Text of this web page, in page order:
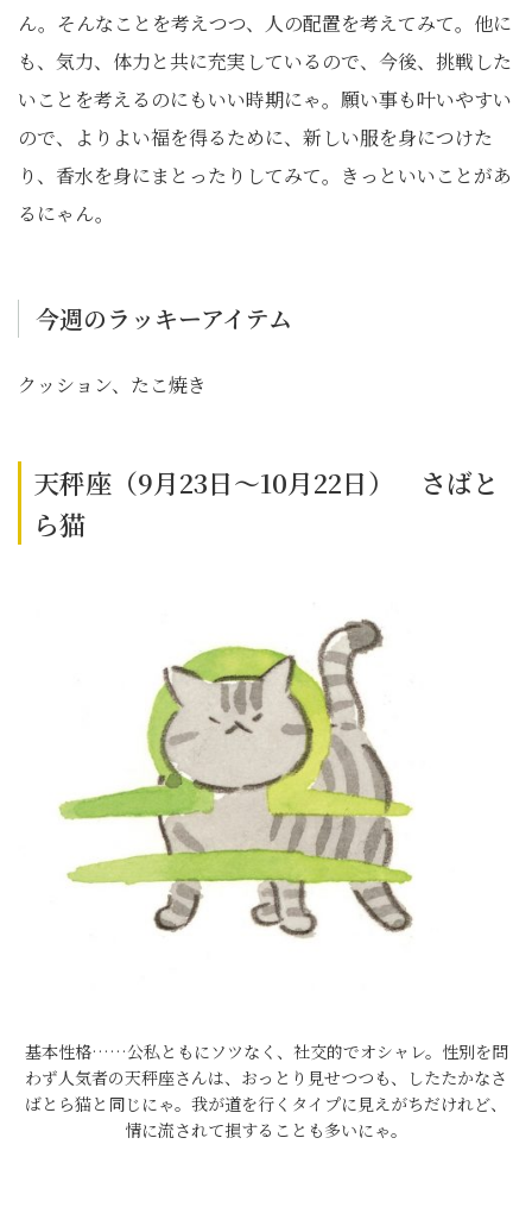
ん。そんなことを考えつつ、人の配置を考えてみて。他に
も、気力、体力と共に充実しているので、今後、挑戦した
いことを考えるのにもいい時期にゃ。願い事も叶いやすい
ので、よりよい福を得るために、新しい服を身につけた
り、香水を身にまとったりしてみて。きっといいことがあ
るにゃん。
今週のラッキーアイテム
クッション、たこ焼き
天秤座（9月23日～10月22日） さばと
ら猫
基本性格……公私ともにソツなく、社交的でオシャレ。性別を問
わず人気者の天秤座さんは、おっとり見せつつも、したたかなさ
ばとら猫と同じにゃ。我が道を行くタイプに見えがちだけれど、
情に流されて損することも多いにゃ。